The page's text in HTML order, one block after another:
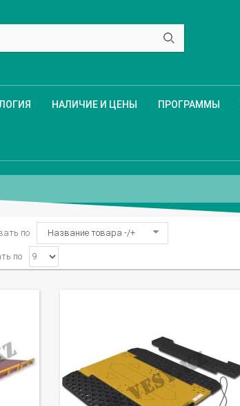
НАЛИЧИЕ И ЦЕНЫ ПРОГРАММЫ
по Название товара -/+
по